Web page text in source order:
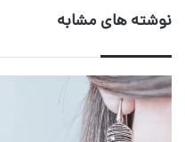
نوشته های مشابه